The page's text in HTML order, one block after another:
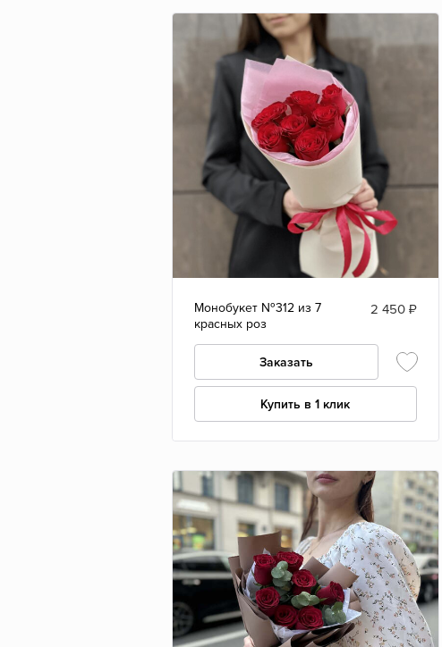
Монобукет №312 из 7
красных роз
2 450₽
Заказать
Купить в 1 клик